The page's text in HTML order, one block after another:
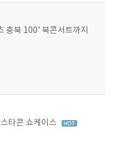
충북 100' 북콘서트까지
타콘 쇼케이스